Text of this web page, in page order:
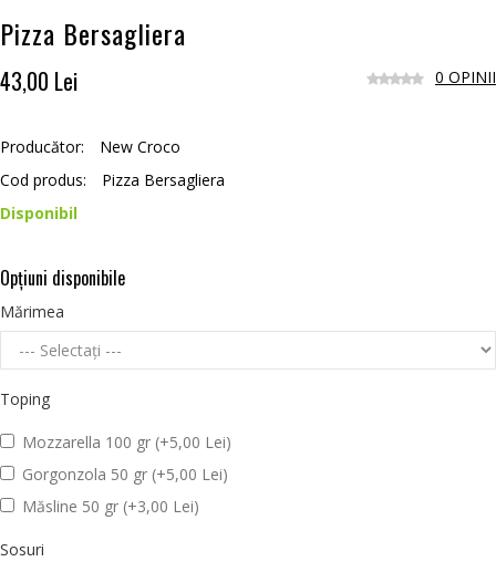
Pizza Bersagliera
43,00 Lei 0 OPINII
Producător:
New Croco
Cod produs:
Pizza Bersagliera
Disponibil
Opţiuni disponibile
Mărimea
Toping
Mozzarella 100 gr (+5,00 Lei)
Gorgonzola 50 gr (+5,00 Lei)
Măsline 50 gr (+3,00 Lei)
Sosuri